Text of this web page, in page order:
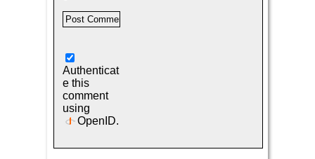
Authenticat
e this
comment
using
OpenID.